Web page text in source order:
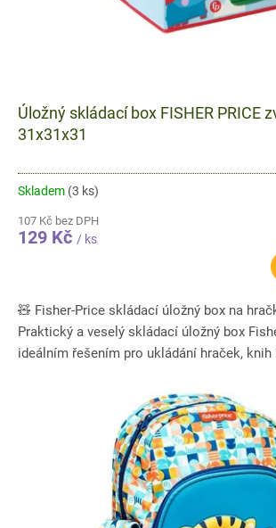
Úložný skládací box FISHER PRICE
31x31x31
Skladem (3 ks)
107 Kč bez DPH
129 Kč / ks
🧸 Fisher-Price skládací úložný box na
Praktický a veselý skládací úložný box
ideálním řešením pro ukládání hraček,